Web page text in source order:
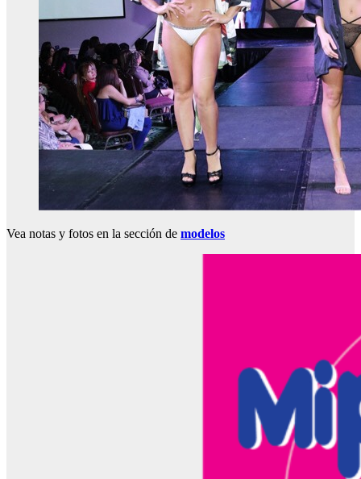
Vea notas y fotos en la sección de modelos